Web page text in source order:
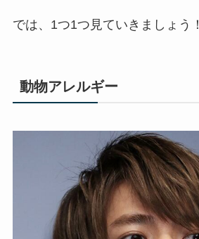
では、1つ1つ見ていきましょう！
動物アレルギー